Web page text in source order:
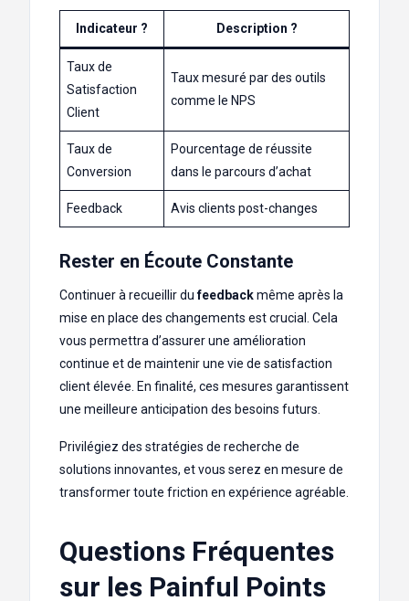
Indicateur ? Description ?
Taux de
Satisfaction
Client
Taux mesuré par des outils
comme le NPS
Taux de
Conversion
Pourcentage de réussite
dans le parcours d’achat
Feedback Avis clients post-changes
Rester en Écoute Constante
Continuer à recueillir dufeedbackmême après la
mise en place des changements est crucial. Cela
vous permettra d’assurer une amélioration
continue et de maintenir une vie de satisfaction
client élevée. En finalité, ces mesures garantissent
une meilleure anticipation des besoins futurs.
Privilégiez des stratégies de recherche de
solutions innovantes, et vous serez en mesure de
transformer toute friction en expérience agréable.
Questions Fréquentes
sur les Painful Points